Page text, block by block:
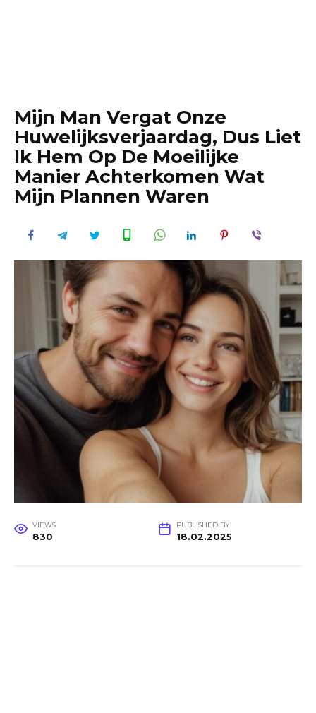
Mijn Man Vergat Onze
Huwelijksverjaardag, Dus Liet
Ik Hem Op De Moeilijke
Manier Achterkomen Wat
Mijn Plannen Waren
VIEWS
830
PUBLISHED BY
18.02.2025